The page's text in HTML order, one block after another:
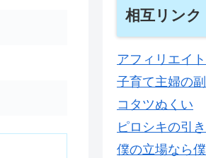
相互リンク
アフィリエイ
子育て主婦の
コタツぬくい
ピロシキの引
僕の立場なら